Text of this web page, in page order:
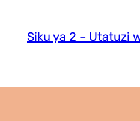
Siku ya 2 – Utatuzi